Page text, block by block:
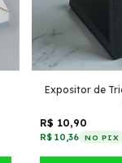
Expositor de
R$ 10,90
R$ 10,36 NO PIX